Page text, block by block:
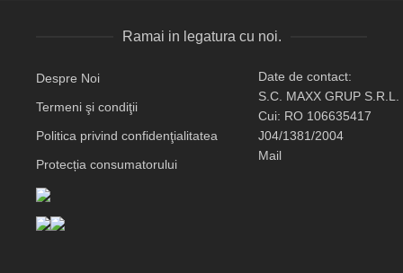
Ramai in legatura cu noi.
Despre Noi
Termeni şi condiţii
Politica privind confidenţialitatea
Protecția consumatorului
Date de contact:
S.C. MAXX GRUP S.R.L.
Cui: RO 106635417
J04/1381/2004
Mail